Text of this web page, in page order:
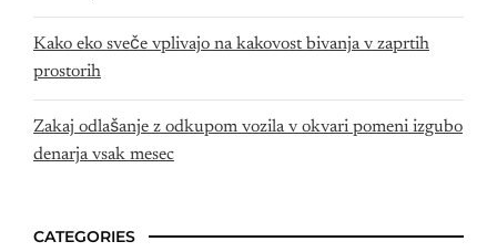
Kako eko sveče vplivajo na kakovost bivanja v zaprtih
prostorih
Zakaj odlašanje z odkupom vozila v okvari pomeni izgubo
denarja vsak mesec
CATEGORIES